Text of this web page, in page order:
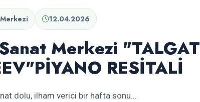
12.04.2026
Merkezi "TALGAT
RESİTALİ
dolu, ilham verici bir hafta sonu…